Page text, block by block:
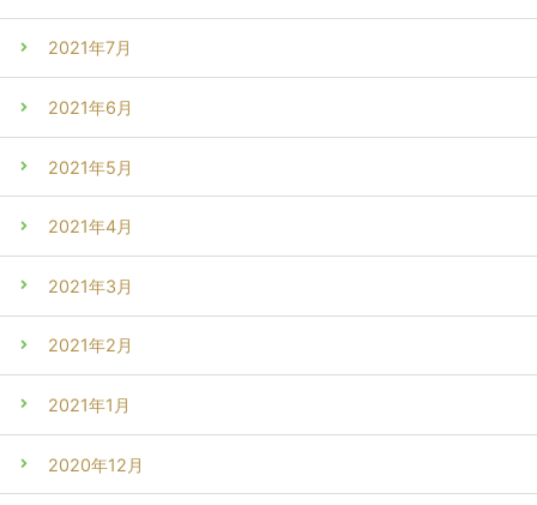
2021年7月
2021年6月
2021年5月
2021年4月
2021年3月
2021年2月
2021年1月
2020年12月